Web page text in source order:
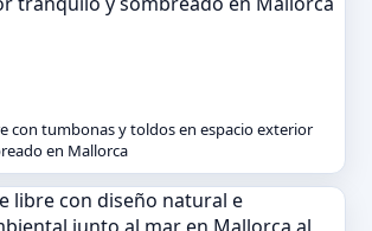
con tumbonas y toldos en espacio exterior
en Mallorca